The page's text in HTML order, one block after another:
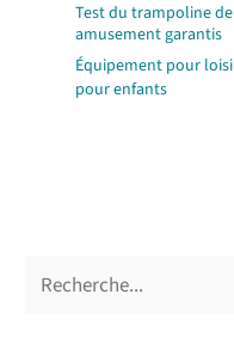
Test du trampoline
amusement garantis
Équipement pour
pour enfants